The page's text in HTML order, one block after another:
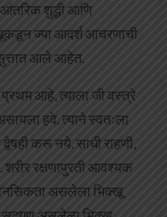
आंतरिक शुद्धी आणि
ज्या आदर्श आचरणाची
आले आहेत.
आहे, त्याला जी वस्त्रे
हवे. त्याने स्वतःला
करू नये. साधी राहणी,
शरीर रक्षणापुरती आवश्यक
असलेला भिक्खू